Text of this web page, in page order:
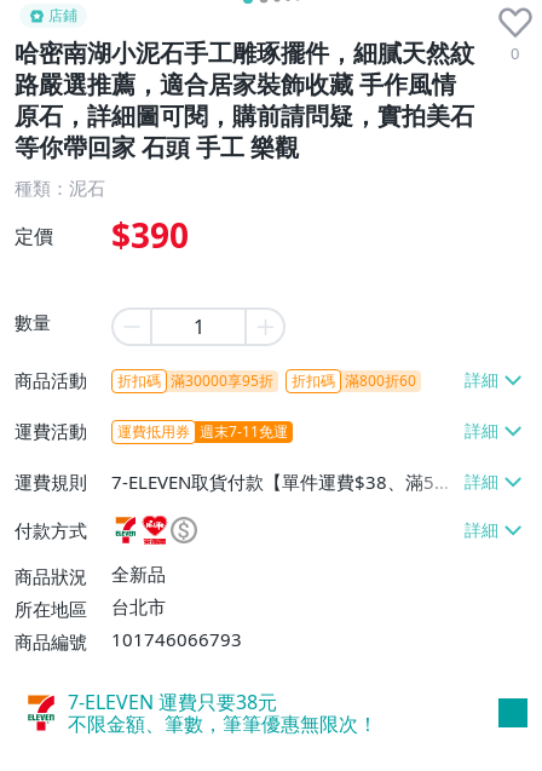
店鋪
哈密南湖小泥石手工雕琢擺件，細膩天然紋
路嚴選推薦，適合居家裝飾收藏 手作風情
原石，詳細圖可閱，購前請問疑，實拍美石
等你帶回家 石頭 手工 樂觀
0
種類：泥石
定價 $390
數量
商品活動 折扣碼 滿30000享95折 折扣碼 滿800折60
運費活動 運費抵用券 週末7-11免運
運費規則
7-ELEVEN取貨付款【單件運費$38、滿5件
或消費滿$1298免運費】、7-ELEVEN取貨
不付款【免運費】、萊爾富取貨付款【單件
運費$60、滿5件或消費滿$1298免運
費】、宅配/貨運【單件運費$120、滿5件
付款方式
商品狀況
全新品
所在地區
台北市
商品編號
101746066793
7-ELEVEN 運費只要38元
不限金額、筆數，筆筆優惠無限次！